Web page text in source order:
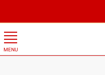
MENU
à Paris : 14 décembre : contre